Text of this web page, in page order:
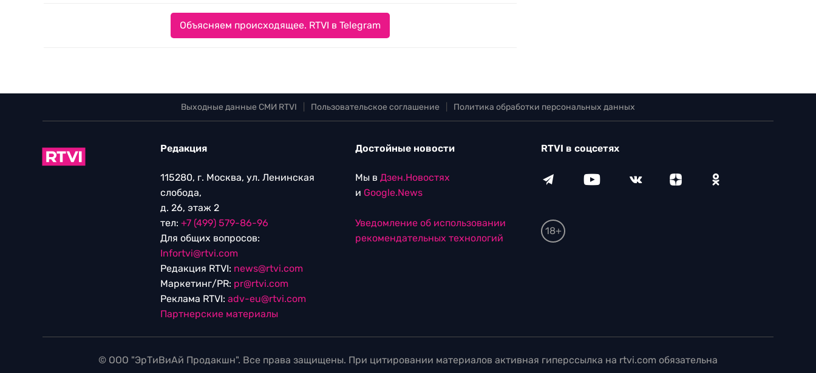
Объясняем происходящее. RTVI в Telegram
Выходные данные СМИ RTVI Пользовательское соглашение Политика обработки персональных данных
Редакция
115280, г. Москва, ул. Ленинская
слобода,
д. 26, этаж 2
тел: +7 (499) 579-86-96
Для общих вопросов:
Infortvi@rtvi.com
Редакция RTVI: news@rtvi.com
Маркетинг/PR: pr@rtvi.com
Реклама RTVI: adv-eu@rtvi.com
Партнерские материалы
Достойные новости
Мы в Дзен.Новостях
и Google.News
Уведомление об использовании
рекомендательных технологий
RTVI в соцсетях
18+
© ООО "ЭрТиВиАй Продакшн". Все права защищены. При цитировании материалов активная гиперссылка на rtvi.com обязательна